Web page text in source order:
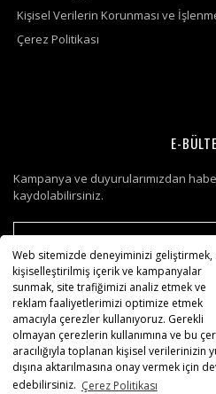
Web sitemizde deneyiminizi geliştirmek,
kişiselleştirilmiş içerik ve kampanyalar
sunmak, site trafiğimizi analiz etmek ve
reklam faaliyetlerimizi optimize etmek
amacıyla çerezler kullanıyoruz. Gerekli
olmayan çerezlerin kullanımına ve bu
aracılığıyla toplanan kişisel verilerinizin
dışına aktarılmasına onay vermek için
edebilirsiniz. Çerez Politikası
Kişisel Verilerin Korunması ve
Çerez Politikası
E-
Kampanya ve duyurularımızdan
kaydolabilirsiniz.
© Tüm hakları